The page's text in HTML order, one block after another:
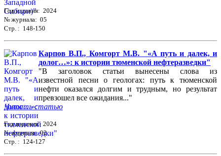
Год издания: 2024
№ журнала: 05
Стр. : 148-150
Карпов В.П., Комгорт М.В. "«А путь и далек, и
долог…»: к истории тюменской нефтеразведки"
"В заголовок статьи вынесены слова из
известной песни о геологах: путь к тюменской
нефти оказался долгим и трудным, но результат
превзошел все ожидания..."
Читать статью
Год издания: 2024
№ журнала: 02
Стр. : 124-127